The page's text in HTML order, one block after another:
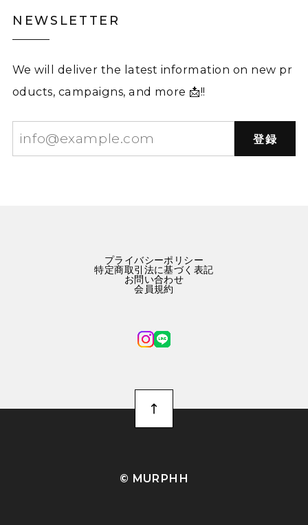
NEWSLETTER
We will deliver the latest information on new pr
oducts, campaigns, and more 📩!!
登録
プライバシーポリシー
特定商取引法に基づく表記
お問い合わせ
会員規約
©︎ MURPHH